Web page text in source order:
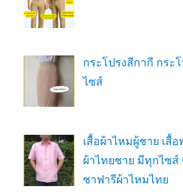
กระโปรงสีกากี กระ
ไซส์
เสื้อผ้าไหมผู้ชาย เสื้
ผ้าไทยชาย มีทุกไซส์
ซาฟารีผ้าไหมไทย